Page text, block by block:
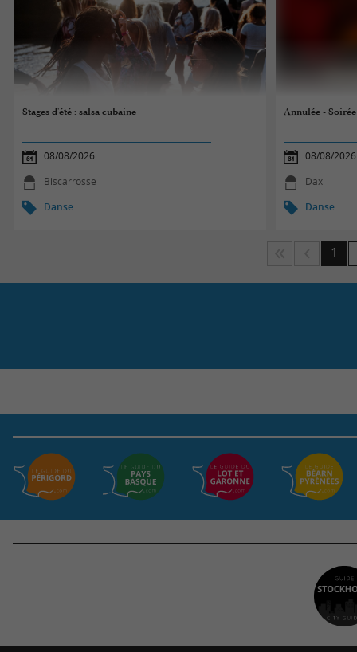
Stages d'été : salsa cubaine
08/08/2026
Biscarrosse
Danse
Annulée -
08/08/2026
Dax
Danse
1